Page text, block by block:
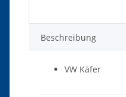
Beschreibung
VW Käfer